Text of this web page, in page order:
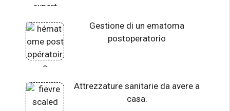
Gestione di un ematoma
postoperatorio
Attrezzature sanitarie da avere a
casa.